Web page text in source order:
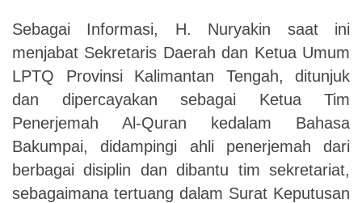
Sebagai Informasi, H. Nuryakin saat ini
menjabat Sekretaris Daerah dan Ketua Umum
LPTQ Provinsi Kalimantan Tengah, ditunjuk
dan dipercayakan sebagai Ketua Tim
Penerjemah Al-Quran kedalam Bahasa
Bakumpai, didampingi ahli penerjemah dari
berbagai disiplin dan dibantu tim sekretariat,
sebagaimana tertuang dalam Surat Keputusan